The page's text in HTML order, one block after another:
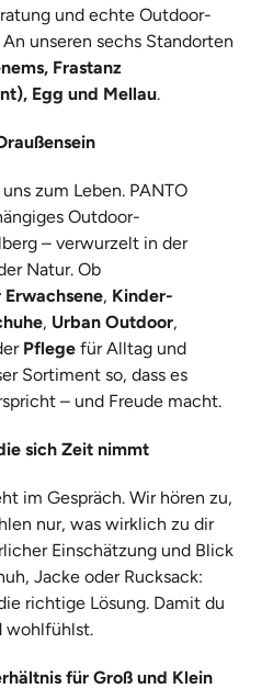
und echte Outdoor-
unseren sechs Standorten
, Frastanz
Egg und Mellau.
zum Leben. PANTO
Outdoor-
– verwurzelt in der
Natur. Ob
, Kinder-
, Urban Outdoor,
Pflegefür Alltag und
Sortiment so, dass es
– und Freude macht.
sich Zeit nimmt
im Gespräch. Wir hören zu,
nur, was wirklich zu dir
Einschätzung und Blick
Jacke oder Rucksack:
richtige Lösung. Damit du
wohlfühlst.
für Groß und Klein